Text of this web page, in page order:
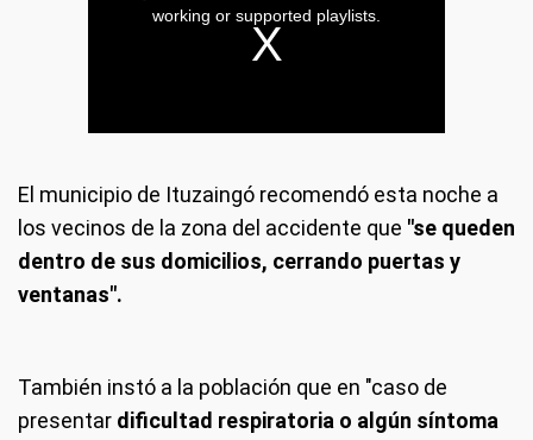
El municipio de Ituzaingó recomendó esta noche a
los vecinos de la zona del accidente que "se queden
dentro de sus domicilios, cerrando puertas y
ventanas".
También instó a la población que en "caso de
presentar dificultad respiratoria o algún síntoma